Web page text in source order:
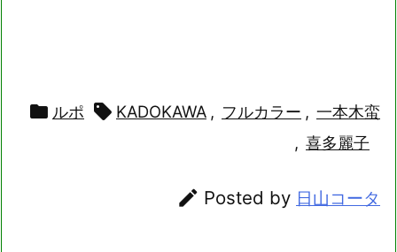
 ルポ  KADOKAWA , フルカラー , 一本木蛮
, 喜多麗子
 Posted by 日山コータ